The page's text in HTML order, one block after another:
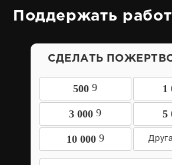
Поддержать
СДЕЛАТЬ
500 9 1
3 000 9 5
10 000 9